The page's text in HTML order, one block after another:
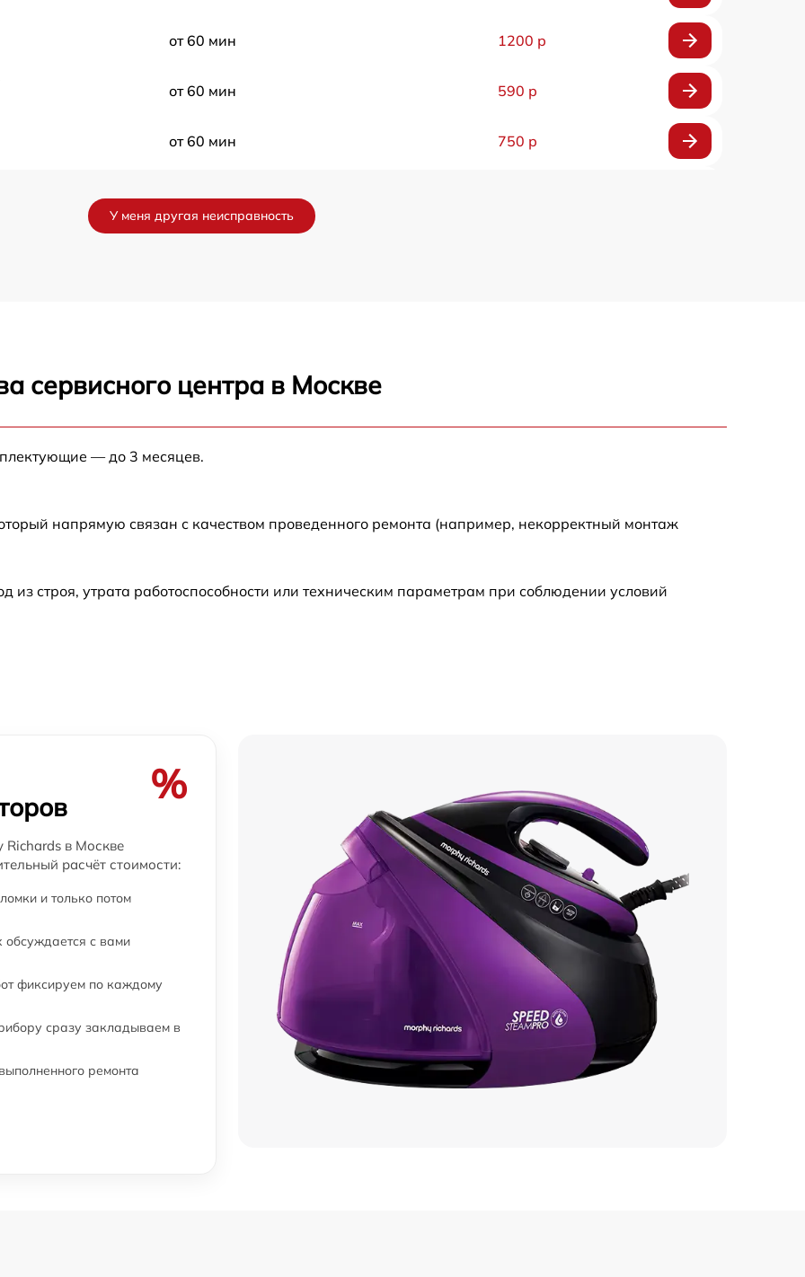
от 60 мин 1200 р
от 60 мин 590 р
от 60 мин 750 р
от 60 мин
от 60 мин
600 р
У меня другая неисправность
сервисного центра в Москве
— до 3 месяцев.
напрямую связан с качеством проведенного ремонта (например, некорректный монтаж
строя, утрата работоспособности или техническим параметрам при соблюдении условий
%
Richards в Москве
расчёт стоимости:
и только потом
обсуждается с вами
фиксируем по каждому
сразу закладываем в
ремонта